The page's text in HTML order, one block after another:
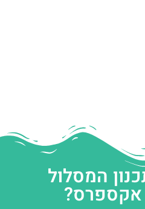
המסלול
אקספרס?